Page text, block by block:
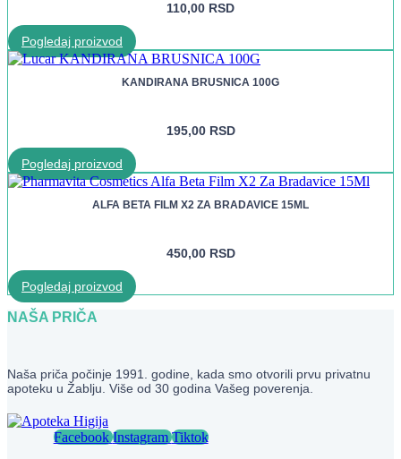
110,00 RSD
Pogledaj proizvod
KANDIRANA BRUSNICA 100G
195,00 RSD
Pogledaj proizvod
ALFA BETA FILM X2 ZA BRADAVICE 15ML
450,00 RSD
Pogledaj proizvod
NAŠA PRIČA
Naša priča počinje 1991. godine, kada smo otvorili prvu privatnu
apoteku u Žablju. Više od 30 godina Vašeg poverenja.
Facebook Instagram Tiktok